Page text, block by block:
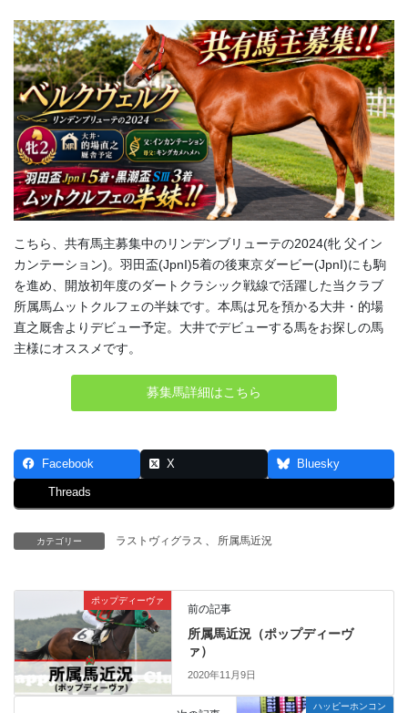
こちら、共有馬主募集中のリンデンブリューテの2024(牝 父イン
カンテーション)。羽田盃(JpnI)5着の後東京ダービー(JpnI)にも駒
を進め、開放初年度のダートクラシック戦線で活躍した当クラブ
所属馬ムットクルフェの半妹です。本馬は兄を預かる大井・的場
直之厩舎よりデビュー予定。大井でデビューする馬をお探しの馬
主様にオススメです。
募集馬詳細はこちら
Facebook X Bluesky
Threads
カテゴリー ラストヴィグラス 所属馬近況
ポップディーヴァ
前の記事
所属馬近況（ポップディーヴ
ァ）
2020年11月9日
ハッピーホンコン